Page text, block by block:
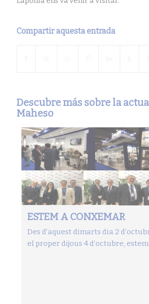
Compartir aquesta entrada
Descubre más sobre la
Maheso
ESTEM A CONXEMAR
Des d’aquest dimarts dia 2
el proper dijous 4 d’octubre, estem